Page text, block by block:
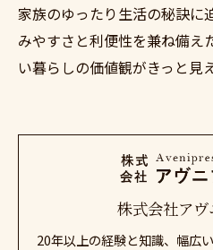
家族のゆったり生活の秘訣に
みやすさと利便性を兼ね備え
い暮らしの価値観がきっと見
株式会社アヴ
20年以上の経験と知識、幅広